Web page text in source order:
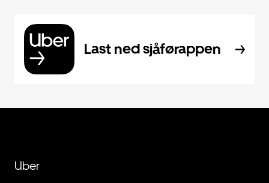
Last ned sjåførappen
Uber